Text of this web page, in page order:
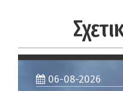
06-08-2026